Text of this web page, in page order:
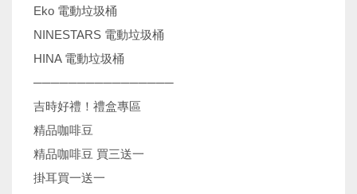
Eko 電動垃圾桶
NINESTARS 電動垃圾桶
HINA 電動垃圾桶
────────────────
吉時好禮！禮盒專區
精品咖啡豆
精品咖啡豆 買三送一
掛耳買一送一